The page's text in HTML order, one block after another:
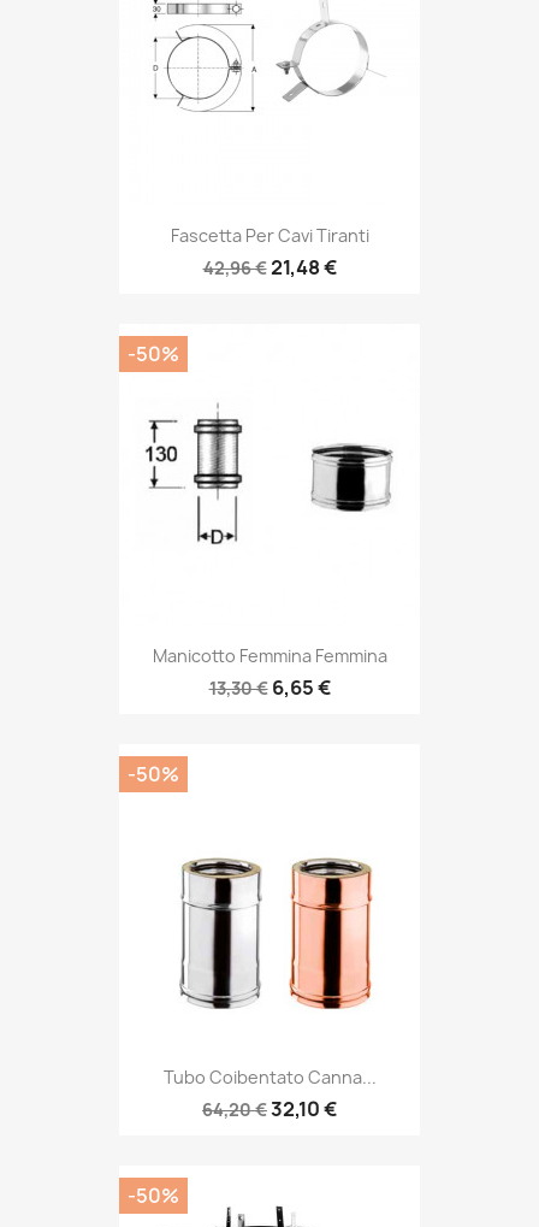
Fascetta Per Cavi Tiranti
42,96 €21,48 €
Manicotto Femmina Femmina
13,30 € 6,65 €
-50%
Tubo Coibentato Canna...
64,20 €32,10 €
-50%
-50%